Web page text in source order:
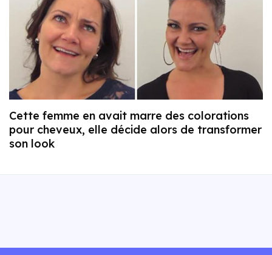
Cette femme en avait marre des colorations
pour cheveux, elle décide alors de transformer
son look